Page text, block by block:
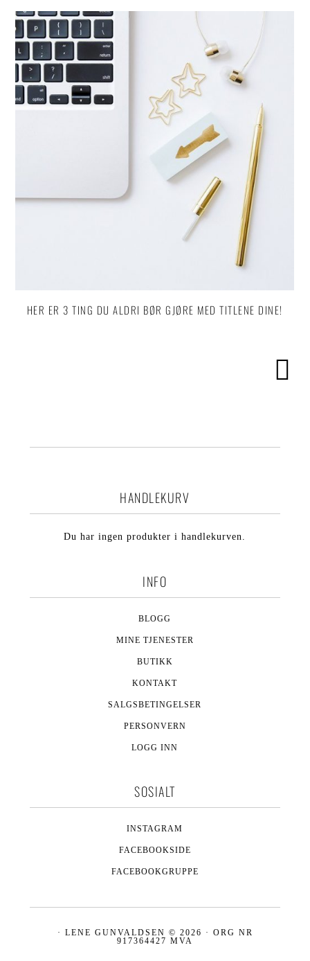
HER ER 3 TING DU ALDRI BØR GJØRE MED TITLENE DINE!
HANDLEKURV
Du har ingen produkter i handlekurven.
INFO
BLOGG
MINE TJENESTER
BUTIKK
KONTAKT
SALGSBETINGELSER
PERSONVERN
LOGG INN
SOSIALT
INSTAGRAM
FACEBOOKSIDE
FACEBOOKGRUPPE
· LENE GUNVALDSEN © 2026 · ORG NR
917364427 MVA